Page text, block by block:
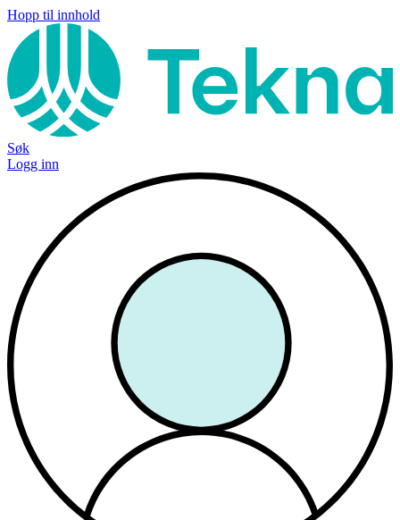
Hopp til innhold
Søk
Logg inn